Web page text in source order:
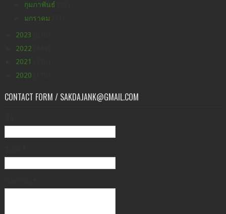
กุมภาพันธ์
มกราคม
2023
2022
2021
2020
CONTACT FORM / SAKDAJANK@GMAIL.COM